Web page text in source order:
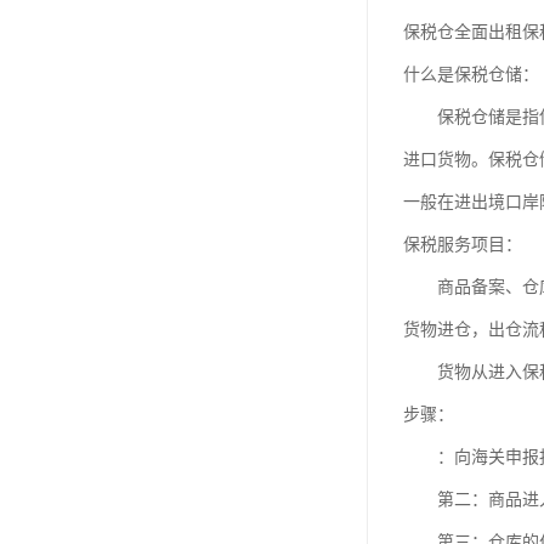
保税仓全面出租
什么是保税仓储：
保税仓储是指使
进口货物。保税
一般在进出境口岸
保税服务项目：
商品备案、仓库
货物进仓，出仓流
货物从进入保税
步骤：
：向海关申报
第二：商品进入